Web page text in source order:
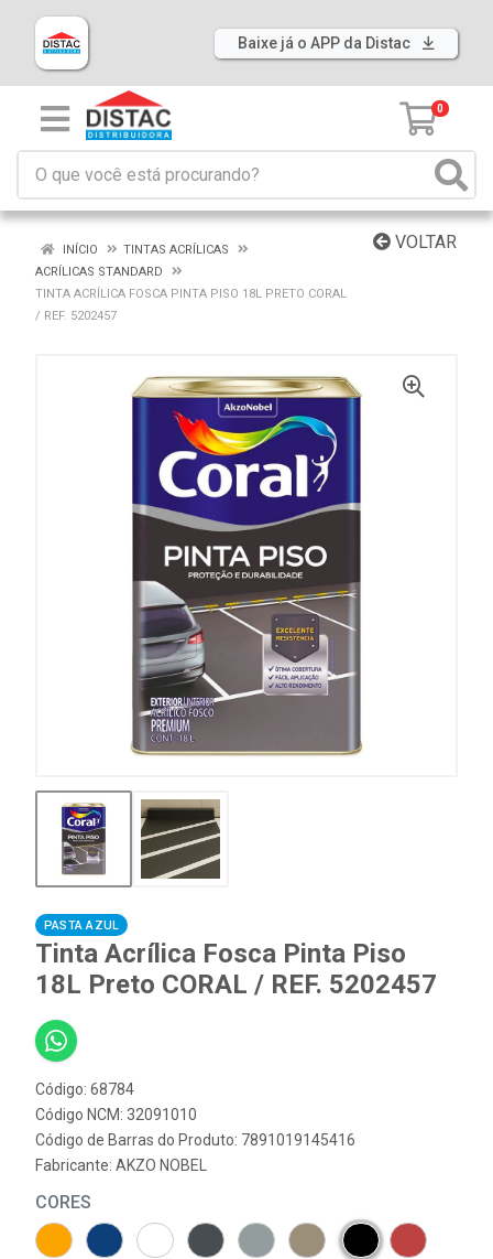
Baixe já o APP da Distac
0
VOLTAR
INÍCIO
TINTAS ACRÍLICAS
ACRÍLICAS STANDARD
TINTA ACRÍLICA FOSCA PINTA PISO 18L PRETO CORAL
/ REF. 5202457
PASTA AZUL
Tinta Acrílica Fosca Pinta Piso
18L Preto CORAL / REF. 5202457
Código: 68784
Código NCM: 32091010
Código de Barras do Produto: 7891019145416
Fabricante: AKZO NOBEL
CORES